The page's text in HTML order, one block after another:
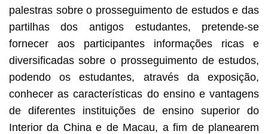
palestras sobre o prosseguimento de estudos e das
partilhas dos antigos estudantes, pretende-se
fornecer aos participantes informações ricas e
diversificadas sobre o prosseguimento de estudos,
podendo os estudantes, através da exposição,
conhecer as características do ensino e vantagens
de diferentes instituições de ensino superior do
Interior da China e de Macau, a fim de planearem